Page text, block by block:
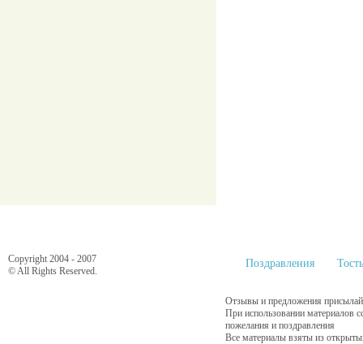
Copyright 2004 - 2007
© All Rights Reserved.
Поздравления
Отзывы и предложения
При использовании материалов
пожелания и поздравления
Все материалы взяты из